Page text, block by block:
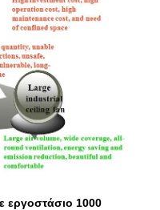
εργοστάσιο 1000